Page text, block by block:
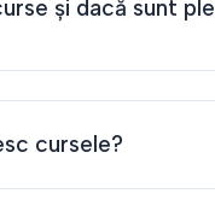
și dacă sunt
cursele?